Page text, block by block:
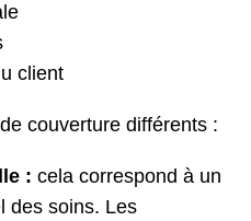
client
couverture différents :
: cela correspond à un
des soins. Les